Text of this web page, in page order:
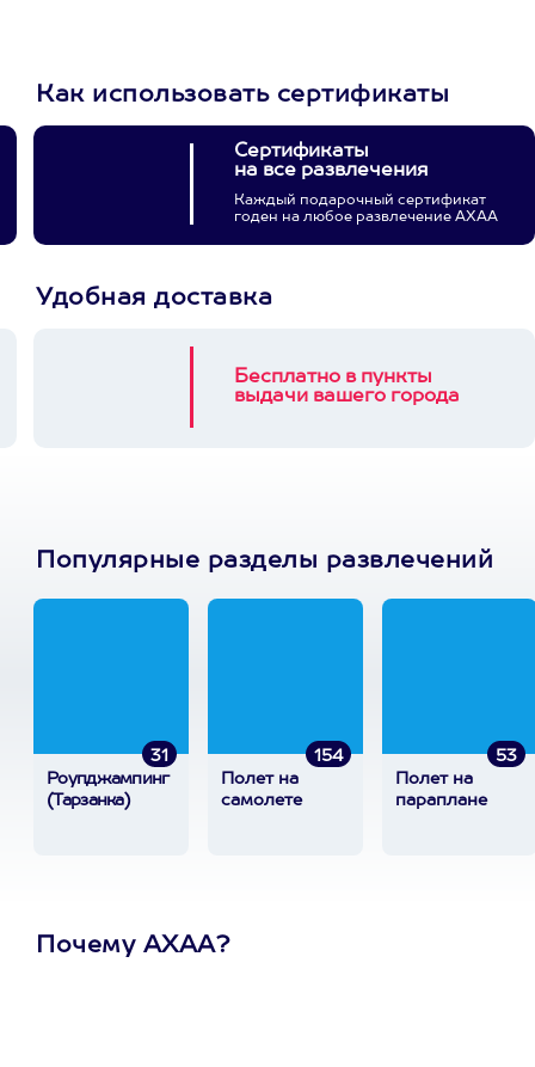
Как использовать сертификаты
Сертификаты
на все развлечения
Каждый подарочный сертификат
годен на любое развлечение АХАА
Удобная доставка
Бесплатно в пункты
выдачи вашего города
Популярные разделы развлечений
31
Роупджампинг
(Тарзанка)
154
Полет на
самолете
53
Полет на
параплане
Почему АХАА?